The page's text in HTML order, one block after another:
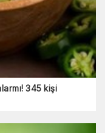
345 kişi